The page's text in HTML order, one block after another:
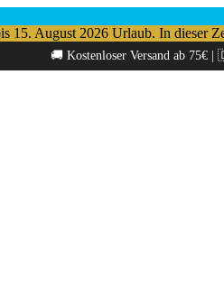
15. August 2026 Urlaub. In dieser
🚚 Kostenloser Versand ab 75€